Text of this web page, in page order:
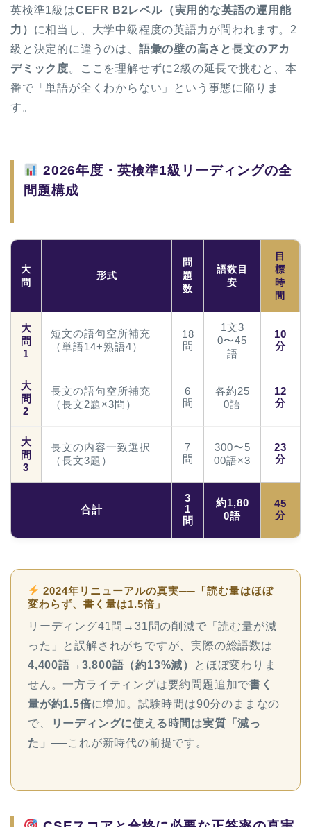
英検準1級はCEFR B2レベル（実用的な英語の運用能
力） に相当し、大学中級程度の英語力が問われます。2
級と決定的に違うのは、 語彙の壁の高さと長文のアカ
デミック度。ここを理解せずに2級の延長で挑むと、本
番で「単語が全くわからない」という事態に陥りま
す。
2026年度・英検準1級リーディングの全
問題構成
大
問
形式
問
題
数
語数目
安
目
標
時
間
大
問
1
短文の語句空所補充
（単語14+熟語4）
18
問
1文3
0〜45
語
10
分
大
問
2
長文の語句空所補充
（長文2題×3問）
6
問
各約25
0語
12
分
大
問
3
長文の内容一致選択
（長文3題）
7
問
300〜5
00語×3
23
分
合計
3
1
問
約1,80
0語
45
分
2024年リニューアルの真実──「読む量はほぼ
変わらず、書く量は1.5倍」
リーディング41問→31問の削減で「読む量が減
った」と誤解されがちですが、実際の総語数は
4,400語→3,800語（約13%減）
とほぼ変わりま
せん。一方ライティングは要約問題追加で書く
量が約1.5倍に増加。試験時間は90分のままなの
で、
リーディングに使える時間は実質「減っ
た」 ──これが新時代の前提です。